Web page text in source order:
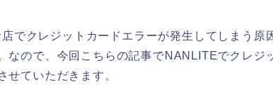
でクレジットカードエラーが発生してしまう原
なので、今回こちらの記事でNANLITEでクレジ
せていただきます。